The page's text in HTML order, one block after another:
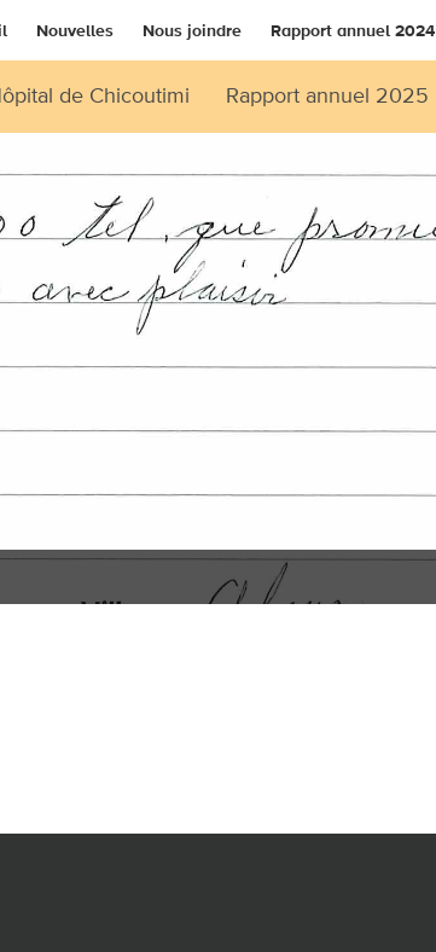
Nouvelles Nous joindre Rapport annuel 2024
de Chicoutimi Rapport annuel 2025